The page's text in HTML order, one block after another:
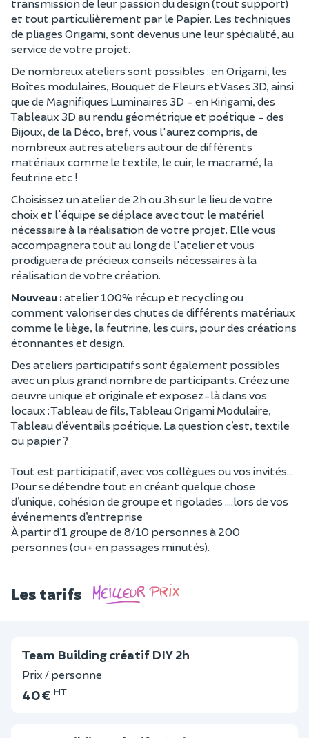
transmission de leur passion du design (tout support)
et tout particulièrement par le Papier. Les techniques
de pliages Origami, sont devenus une leur spécialité, au
service de votre projet.
De nombreux ateliers sont possibles : en Origami, les
Boîtes modulaires, Bouquet de Fleurs et Vases 3D, ainsi
que de Magnifiques Luminaires 3D - en Kirigami, des
Tableaux 3D au rendu géométrique et poétique - des
Bijoux, de la Déco, bref, vous l'aurez compris, de
nombreux autres ateliers autour de différents
matériaux comme le textile, le cuir, le macramé, la
feutrine etc !
Choisissez un atelier de 2h ou 3h sur le lieu de votre
choix et l'équipe se déplace avec tout le matériel
nécessaire à la réalisation de votre projet. Elle vous
accompagnera tout au long de l'atelier et vous
prodiguera de précieux conseils nécessaires à la
réalisation de votre création.
Nouveau :atelier 100% récup et recycling ou
comment valoriser des chutes de différents matériaux
comme le liège, la feutrine, les cuirs, pour des créations
étonnantes et design.
Des ateliers participatifs sont également possibles
avec un plus grand nombre de participants. Créez une
oeuvre unique et originale et exposez-là dans vos
locaux : Tableau de fils, Tableau Origami Modulaire,
Tableau d’éventails poétique. La question c’est, textile
ou papier ?
Tout est participatif, avec vos collègues ou vos invités...
Pour se détendre tout en créant quelque chose
d’unique, cohésion de groupe et rigolades ....lors de vos
événements d’entreprise
À partir d’1 groupe de 8/10 personnes à 200
personnes (ou+ en passages minutés).
Les tarifs
Team Building créatif DIY 2h
Prix / personne
40 € HT